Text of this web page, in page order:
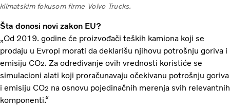
klimatskim fokusom firme Volvo Trucks.
Šta donosi novi zakon EU?
„Od 2019. godine će proizvođači teških kamiona koji se
prodaju u Evropi morati da deklarišu njihovu potrošnju goriva i
emisiju CO2. Za određivanje ovih vrednosti koristiće se
simulacioni alati koji proračunavaju očekivanu potrošnju goriva
i emisiju CO2 na osnovu pojedinačnih merenja svih relevantnih
komponenti.“